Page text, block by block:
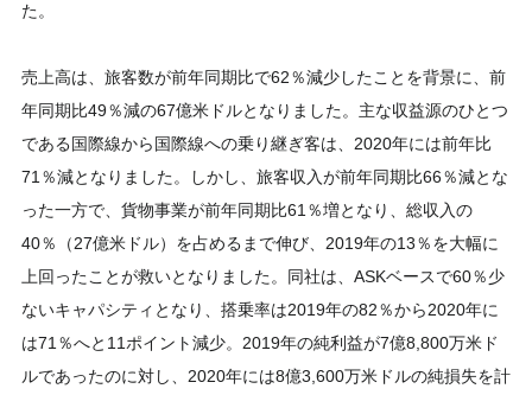
た。
売上高は、旅客数が前年同期比で62％減少したことを背景に、前
年同期比49％減の67億米ドルとなりました。主な収益源のひとつ
である国際線から国際線への乗り継ぎ客は、2020年には前年比
71％減となりました。しかし、旅客収入が前年同期比66％減とな
った一方で、貨物事業が前年同期比61％増となり、総収入の
40％（27億米ドル）を占めるまで伸び、2019年の13％を大幅に
上回ったことが救いとなりました。同社は、ASKベースで60％少
ないキャパシティとなり、搭乗率は2019年の82％から2020年に
は71％へと11ポイント減少。2019年の純利益が7億8,800万米ド
ルであったのに対し、2020年には8億3,600万米ドルの純損失を計